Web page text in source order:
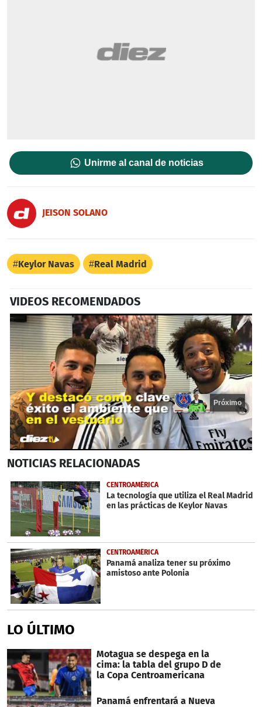
Unirme al canal de noticias
JEISON SOLANO
Keylor Navas Real Madrid
VIDEOS RECOMENDADOS
seconds
14
seconds
Próximo
NOTICIAS RELACIONADAS
CENTROAMÉRICA
La tecnología que utiliza el Real Madrid
en las prácticas de Keylor Navas
CENTROAMÉRICA
Panamá analiza tener su próximo
amistoso ante Polonia
LO ÚLTIMO
Motagua se despega en la
cima: la tabla del grupo D de
la Copa Centroamericana
Panamá enfrentará a Nueva